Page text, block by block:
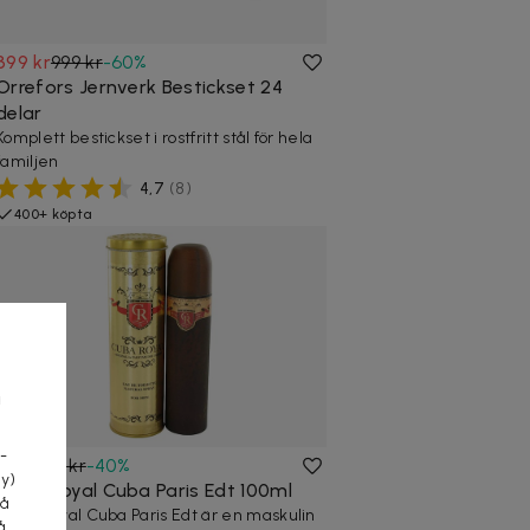
kr999 kr-60%
Jernverk Bestickset 24
bestickset i rostfritt stål för hela
4,7 (8)
400+ köpta
kr 199 kr-40%
Royal Cuba Paris Edt 100ml
Royal Cuba Paris Edt är en maskulin